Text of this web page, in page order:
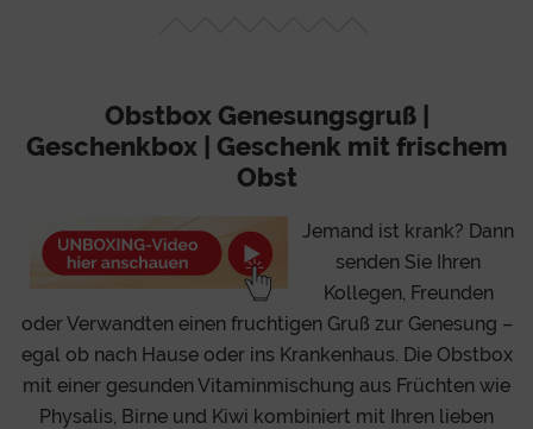
Obstbox Genesungsgruß |
Geschenkbox | Geschenk mit frischem
Obst
Jemand ist krank? Dann
senden Sie Ihren
Kollegen, Freunden
oder Verwandten einen fruchtigen Gruß zur Genesung –
egal ob nach Hause oder ins Krankenhaus. Die Obstbox
mit einer gesunden Vitaminmischung aus Früchten wie
Physalis, Birne und Kiwi kombiniert mit Ihren lieben